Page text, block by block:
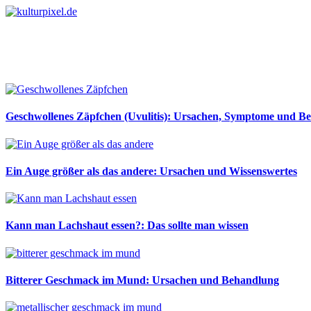
Geschwollenes Zäpfchen (Uvulitis): Ursachen, Symptome und
Ein Auge größer als das andere: Ursachen und Wissenswertes
Kann man Lachshaut essen?: Das sollte man wissen
Bitterer Geschmack im Mund: Ursachen und Behandlung